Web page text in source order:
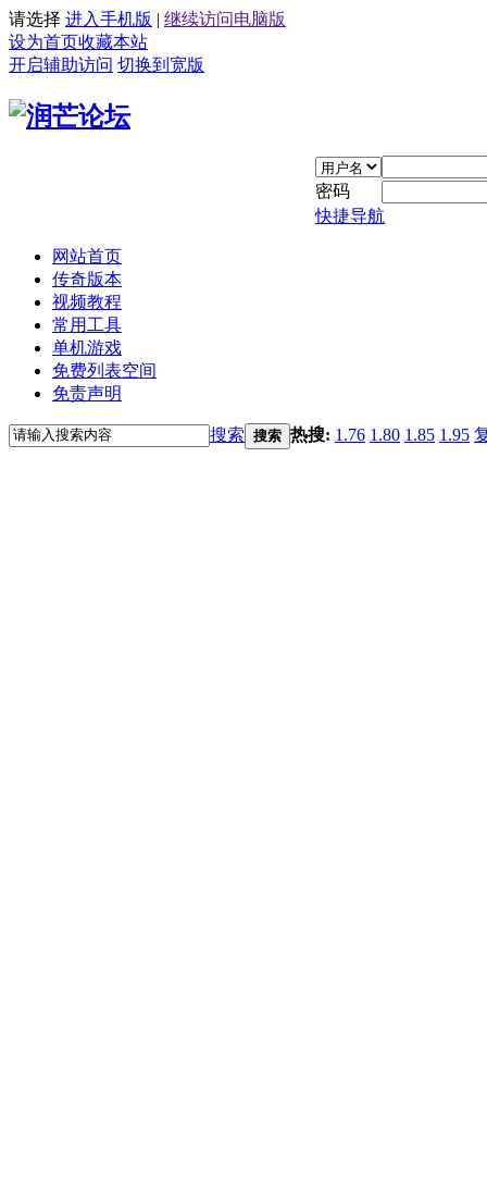
请选择 进入手机版 | 继续访问电脑版
设为首页收藏本站
开启辅助访问 切换到宽版
密码
快捷导航
网站首页
传奇版本
视频教程
常用工具
单机游戏
免费列表空间
免责声明
搜索 搜索 热搜: 1.76 1.80 1.85 1.95